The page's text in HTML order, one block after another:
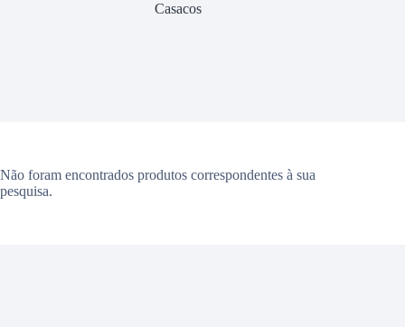
Casacos
Não foram encontrados produtos correspondentes à sua
pesquisa.